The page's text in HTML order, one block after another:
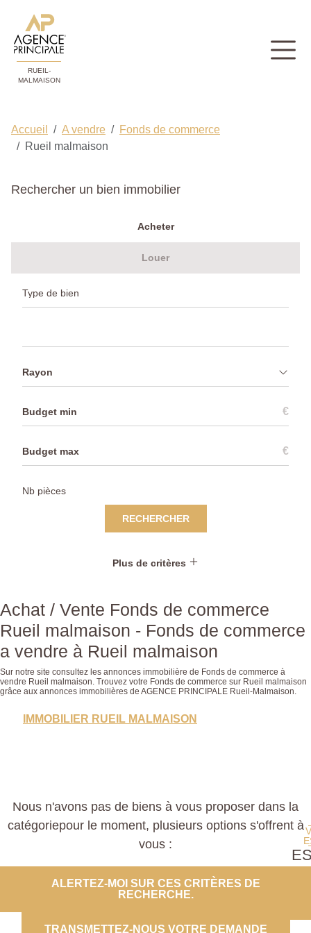
RUEIL-
MALMAISON
Accueil A vendre
Fonds de commerce
Rueil malmaison
Rechercher un bien immobilier
Acheter
Louer
Rayon
€
€
RECHERCHER
Plus de critères
Achat / Vente Fonds de commerce
Rueil malmaison - Fonds de commerce
a vendre à Rueil malmaison
Sur notre site consultez les annonces immobilière de Fonds de commerce à
vendre Rueil malmaison. Trouvez votre Fonds de commerce sur Rueil malmaison
grâce aux annonces immobilières de AGENCE PRINCIPALE Rueil-Malmaison.
IMMOBILIER RUEIL MALMAISON
Nous n'avons pas de biens à vous proposer dans la
catégoriepour le moment, plusieurs options s'offrent à
vous :
ALERTEZ-MOI SUR CES CRITÈRES DE
RECHERCHE.
TRANSMETTEZ-NOUS VOTRE DEMANDE